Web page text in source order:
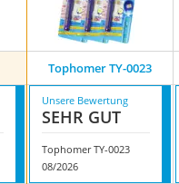
Tophomer TY-0023
Unsere Bewertung
SEHR GUT
Tophomer TY-0023
08/2026